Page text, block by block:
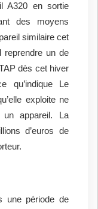
A320 en sortie
des moyens
similaire cet
reprendre un de
dès cet hiver
qu’indique Le
exploite ne
appareil. La
d’euros de
une période de